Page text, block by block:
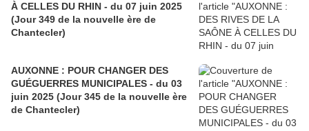
À CELLES DU RHIN - du 07 juin 2025
(Jour 349 de la nouvelle ère de
Chantecler)
AUXONNE : POUR CHANGER DES
GUÉGUERRES MUNICIPALES - du 03
juin 2025 (Jour 345 de la nouvelle ère
de Chantecler)